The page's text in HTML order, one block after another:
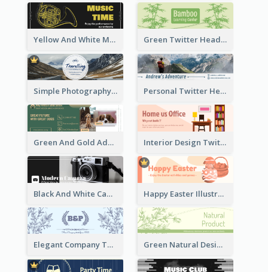
Yellow And White Music Instrument Twitter Header About Orchestra Performance Green Twitter Header With Bamboo Decoration
Simple Photography Twitter Header Promoting Travelling Personal Twitter Header Of Hiker
Green And Gold Adoption Promotion Header Design Interior Design Twitter Header In Warm Colour Tone
Black And White Camera Twitter Header Happy Easter Illustrated Twitter Header
Elegant Company Twitter Header In Blue Colour Tone Green Natural Design Twitter Header